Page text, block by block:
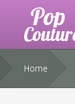
Home